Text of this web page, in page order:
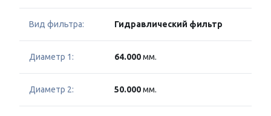
Вид фильтра: Гидравлический фильтр
Диаметр 1: 64.000мм.
Диаметр 2: 50.000мм.